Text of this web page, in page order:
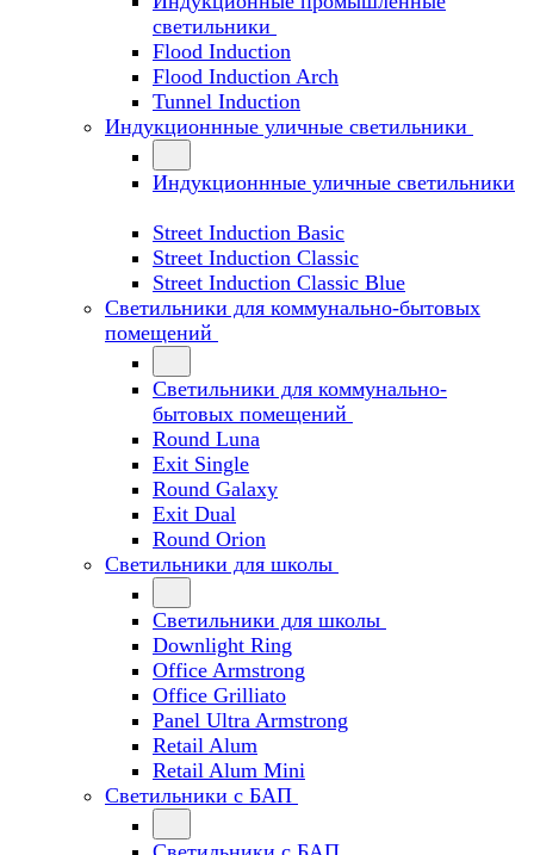
светильники
Flood Induction
Flood Induction Arch
Tunnel Induction
Индукционнные уличные светильники
Индукционнные уличные светильники
Street Induction Basic
Street Induction Classic
Street Induction Classic Blue
Светильники для коммунально-бытовых
помещений
Светильники для коммунально-
бытовых помещений
Round Luna
Exit Single
Round Galaxy
Exit Dual
Round Orion
Светильники для школы
Светильники для школы
Downlight Ring
Office Armstrong
Office Grilliato
Panel Ultra Armstrong
Retail Alum
Retail Alum Mini
Светильники с БАП